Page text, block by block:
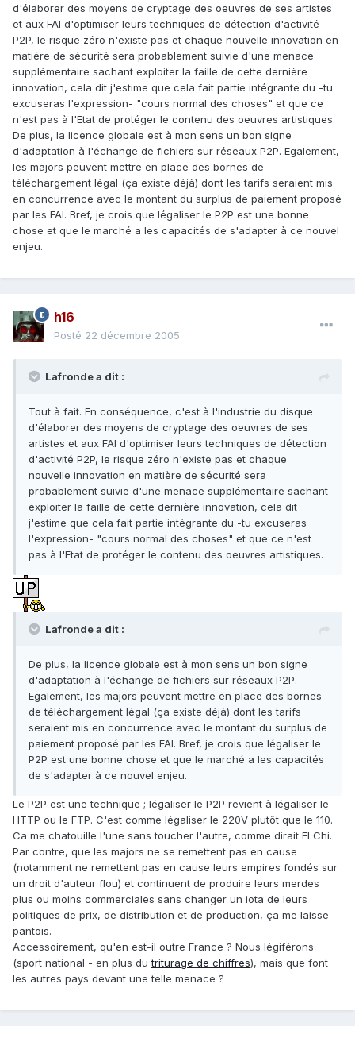
d'élaborer des moyens de cryptage des oeuvres de ses artistes
et aux FAI d'optimiser leurs techniques de détection d'activité
P2P, le risque zéro n'existe pas et chaque nouvelle innovation en
matière de sécurité sera probablement suivie d'une menace
supplémentaire sachant exploiter la faille de cette dernière
innovation, cela dit j'estime que cela fait partie intégrante du -tu
excuseras l'expression- "cours normal des choses" et que ce
n'est pas à l'Etat de protéger le contenu des oeuvres artistiques.
De plus, la licence globale est à mon sens un bon signe
d'adaptation à l'échange de fichiers sur réseaux P2P. Egalement,
les majors peuvent mettre en place des bornes de
téléchargement légal (ça existe déjà) dont les tarifs seraient mis
en concurrence avec le montant du surplus de paiement proposé
par les FAI. Bref, je crois que légaliser le P2P est une bonne
chose et que le marché a les capacités de s'adapter à ce nouvel
enjeu.
h16
Posté 22 décembre 2005
Lafronde a dit :
Tout à fait. En conséquence, c'est à l'industrie du disque
d'élaborer des moyens de cryptage des oeuvres de ses
artistes et aux FAI d'optimiser leurs techniques de détection
d'activité P2P, le risque zéro n'existe pas et chaque
nouvelle innovation en matière de sécurité sera
probablement suivie d'une menace supplémentaire sachant
exploiter la faille de cette dernière innovation, cela dit
j'estime que cela fait partie intégrante du -tu excuseras
l'expression- "cours normal des choses" et que ce n'est
pas à l'Etat de protéger le contenu des oeuvres artistiques.
Lafronde a dit :
De plus, la licence globale est à mon sens un bon signe
d'adaptation à l'échange de fichiers sur réseaux P2P.
Egalement, les majors peuvent mettre en place des bornes
de téléchargement légal (ça existe déjà) dont les tarifs
seraient mis en concurrence avec le montant du surplus de
paiement proposé par les FAI. Bref, je crois que légaliser le
P2P est une bonne chose et que le marché a les capacités
de s'adapter à ce nouvel enjeu.
Le P2P est une technique ; légaliser le P2P revient à légaliser le
HTTP ou le FTP. C'est comme légaliser le 220V plutôt que le 110.
Ca me chatouille l'une sans toucher l'autre, comme dirait El Chi.
Par contre, que les majors ne se remettent pas en cause
(notamment ne remettent pas en cause leurs empires fondés sur
un droit d'auteur flou) et continuent de produire leurs merdes
plus ou moins commerciales sans changer un iota de leurs
politiques de prix, de distribution et de production, ça me laisse
pantois.
Accessoirement, qu'en est-il outre France ? Nous légiférons
(sport national - en plus dutriturage de chiffres), mais que font
les autres pays devant une telle menace ?